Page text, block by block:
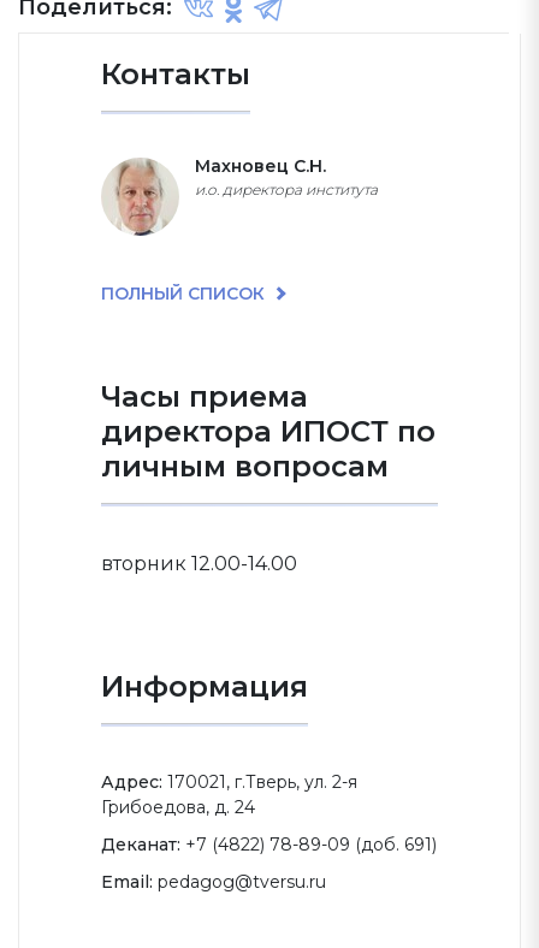
Поделиться:
Контакты
Махновец С.Н.
и.о. директора института
ПОЛНЫЙ СПИСОК
Часы приема
директора ИПОСТ по
личным вопросам
вторник 12.00-14.00
Информация
Адрес: 170021, г.Тверь, ул. 2-я
Грибоедова, д. 24
Деканат: +7 (4822) 78-89-09 (доб. 691)
Email: pedagog@tversu.ru